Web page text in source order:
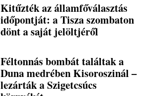
Kitűzték az államfőválasztás
időpontját: a Tisza szombaton
dönt a saját jelöltjéről
Féltonnás bombát találtak a
Duna medrében Kisoroszinál –
lezárták a Szigetcsúcs